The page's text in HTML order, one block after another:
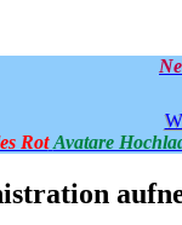
Rot Avatare